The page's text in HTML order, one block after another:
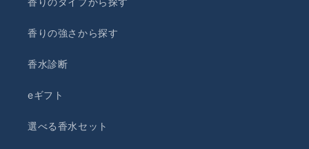
香りの強さから探す
香水診断
eギフト
選べる香水セット